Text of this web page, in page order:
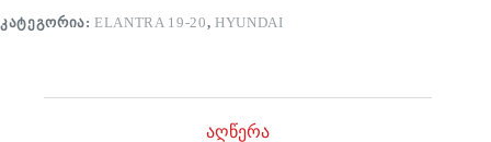
ᲙᲐᲢᲔᲒᲝᲠᲘᲐ:ELANTRA 19-20, HYUNDAI
აღწერა